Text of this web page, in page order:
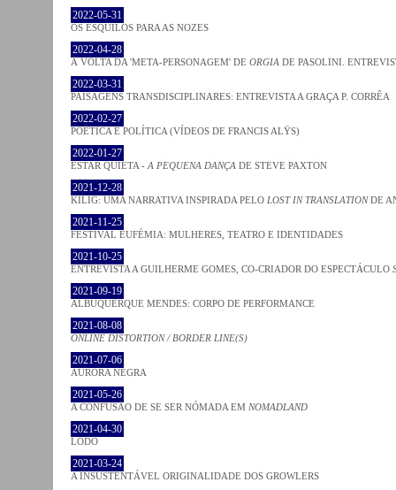
2022-05-31
OS ESQUILOS PARA AS NOZES
2022-04-28
À VOLTA DA 'META-PERSONAGEM' DE ORGIA DE PASOLINI.
2022-03-31
PAISAGENS TRANSDISCIPLINARES: ENTREVISTA A GRAÇA P. CORRÊA
2022-02-27
POÉTICA E POLÍTICA (VÍDEOS DE FRANCIS ALŸS)
2022-01-27
ESTAR QUIETA - A PEQUENA DANÇA DE STEVE PAXTON
2021-12-28
KILIG: UMA NARRATIVA INSPIRADA PELO LOST IN TRANSLATIONDE
2021-11-25
FESTIVAL EUFÉMIA: MULHERES, TEATRO E IDENTIDADES
2021-10-25
ENTREVISTA A GUILHERME GOMES, CO-CRIADOR DO ESPECTÁCULO
2021-09-19
ALBUQUERQUE MENDES: CORPO DE PERFORMANCE
2021-08-08
ONLINE DISTORTION / BORDER LINE(S)
2021-07-06
AURORA NEGRA
2021-05-26
A CONFUSÃO DE SE SER NÓMADA EM NOMADLAND
2021-04-30
LODO
2021-03-24
A INSUSTENTÁVEL ORIGINALIDADE DOS GROWLERS